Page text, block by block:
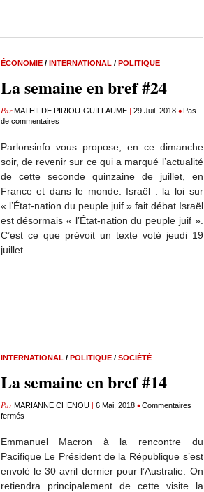
ÉCONOMIE/ INTERNATIONAL / POLITIQUE
La semaine en bref #24
ParMATHILDE PIRIOU-GUILLAUME| 29 Juil, 2018 •Pas
de commentaires
Parlonsinfo vous propose, en ce dimanche
soir, de revenir sur ce qui a marqué l’actualité
de cette seconde quinzaine de juillet, en
France et dans le monde. Israël : la loi sur
« l’État-nation du peuple juif » fait débat Israël
est désormais « l’État-nation du peuple juif ».
C’est ce que prévoit un texte voté jeudi 19
juillet...
INTERNATIONAL / POLITIQUE/ SOCIÉTÉ
La semaine en bref #14
ParMARIANNE CHENOU| 6 Mai, 2018 •Commentaires
fermés
Emmanuel Macron à la rencontre du
Pacifique Le Président de la République s’est
envolé le 30 avril dernier pour l’Australie. On
retiendra principalement de cette visite la